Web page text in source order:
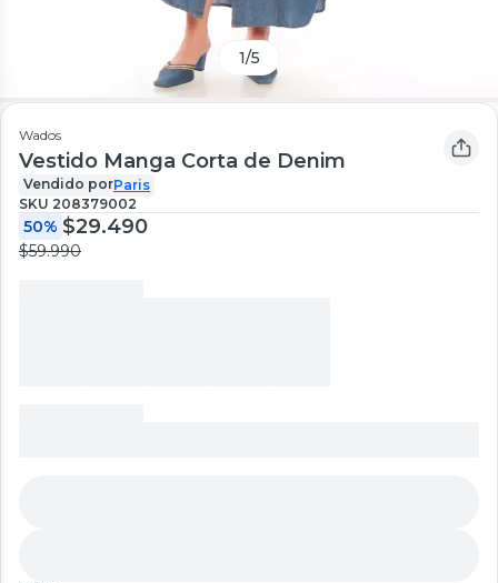
1/5
Wados
Vestido Manga Corta de Denim
Vendido porParis
SKU 208379002
50% $29.490
$59.990